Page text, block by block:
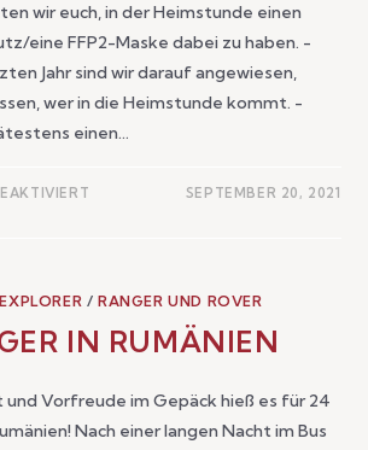
wir euch, in der Heimstunde einen
eine FFP2-Maske dabei zu haben. -
Jahr sind wir darauf angewiesen,
wer in die Heimstunde kommt. -
einen…
SEPTEMBER 20, 2021
/RANGER UND ROVER
IN RUMÄNIEN
Vorfreude im Gepäck hieß es für 24
Nach einer langen Nacht im Bus